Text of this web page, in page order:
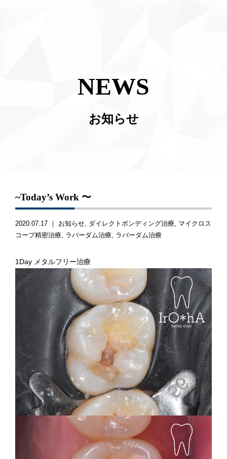
NEWS
お知らせ
~Today’s Work 〜
2020.07.17 ｜ お知らせ ダイレクトボンディング治療 マイクロス
コープ精密治療 ラバーダム治療 ラバーダム治療
1Day メタルフリー治療